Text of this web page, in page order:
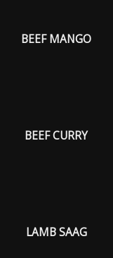
BEEF MANGO
BEEF CURRY
LAMB SAAG